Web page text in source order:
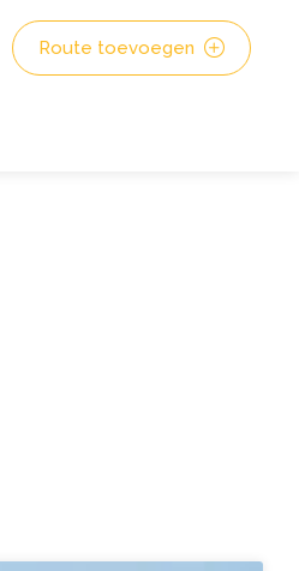
Route toevoegen